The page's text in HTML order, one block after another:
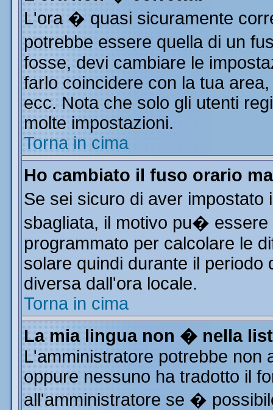
L'ora � quasi sicuramente
potrebbe essere quella di un
fosse, devi cambiare le
farlo coincidere con la tua
ecc. Nota che solo gli utenti
molte impostazioni.
Torna in cima
Ho cambiato il fuso orario
Se sei sicuro di aver
sbagliata, il motivo pu�
programmato per calcolare le
solare quindi durante il
diversa dall'ora locale.
Torna in cima
La mia lingua non � nella
L'amministratore potrebbe non
oppure nessuno ha tradotto il
all'amministratore se �